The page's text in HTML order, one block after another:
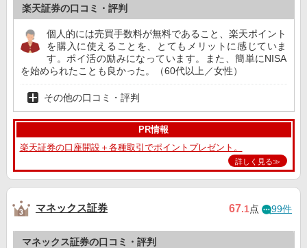
楽天証券の口コミ・評判
個人的には売買手数料が無料であること、楽天ポイント
を購入に使えることを、とてもメリットに感じていま
す。ポイ活の励みになっています。また、簡単にNISA
を始められたことも良かった。（60代以上／女性）
その他の口コミ・評判
PR情報
楽天証券の口座開設＋各種取引でポイントプレゼント。
詳しく見る≫
マネックス証券 67.1点 99件
マネックス証券の口コミ・評判